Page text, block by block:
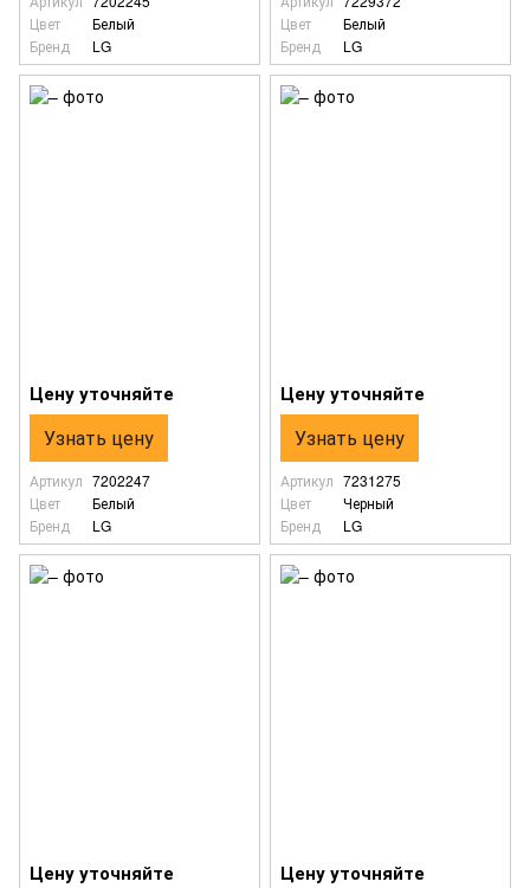
Цвет
Белый
Бренд
LG
Цвет
Белый
Бренд
LG
Цену уточняйте
Узнать цену
Артикул 7202247
Цвет
Белый
Бренд
LG
Цену уточняйте
Узнать цену
Артикул 7231275
Цвет
Черный
Бренд
LG
Цену уточняйте Цену уточняйте